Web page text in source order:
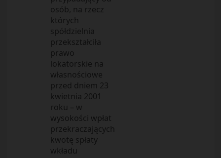
osób, na rzecz
których
spółdzielnia
przekształciła
prawo
lokatorskie na
własnościowe
przed dniem 23
kwietnia 2001
roku – w
wysokości wpłat
przekraczających
kwotę spłaty
wkładu